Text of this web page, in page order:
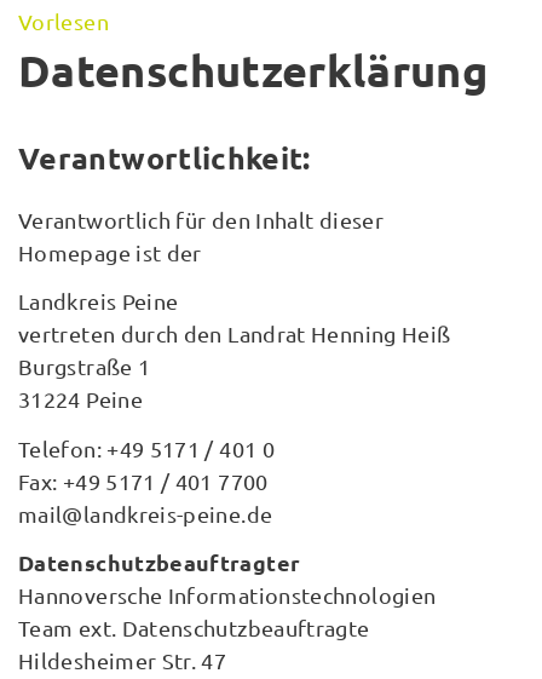
Vorlesen
Datenschutzerklärung
Verantwortlichkeit:
Verantwortlich für den Inhalt dieser
Homepage ist der
Landkreis Peine
vertreten durch den Landrat Henning Heiß
Burgstraße 1
31224 Peine
Telefon: +49 5171 / 401 0
Fax: +49 5171 / 401 7700
mail@landkreis-peine.de
Datenschutzbeauftragter
Hannoversche Informationstechnologien
Team ext. Datenschutzbeauftragte
Hildesheimer Str. 47